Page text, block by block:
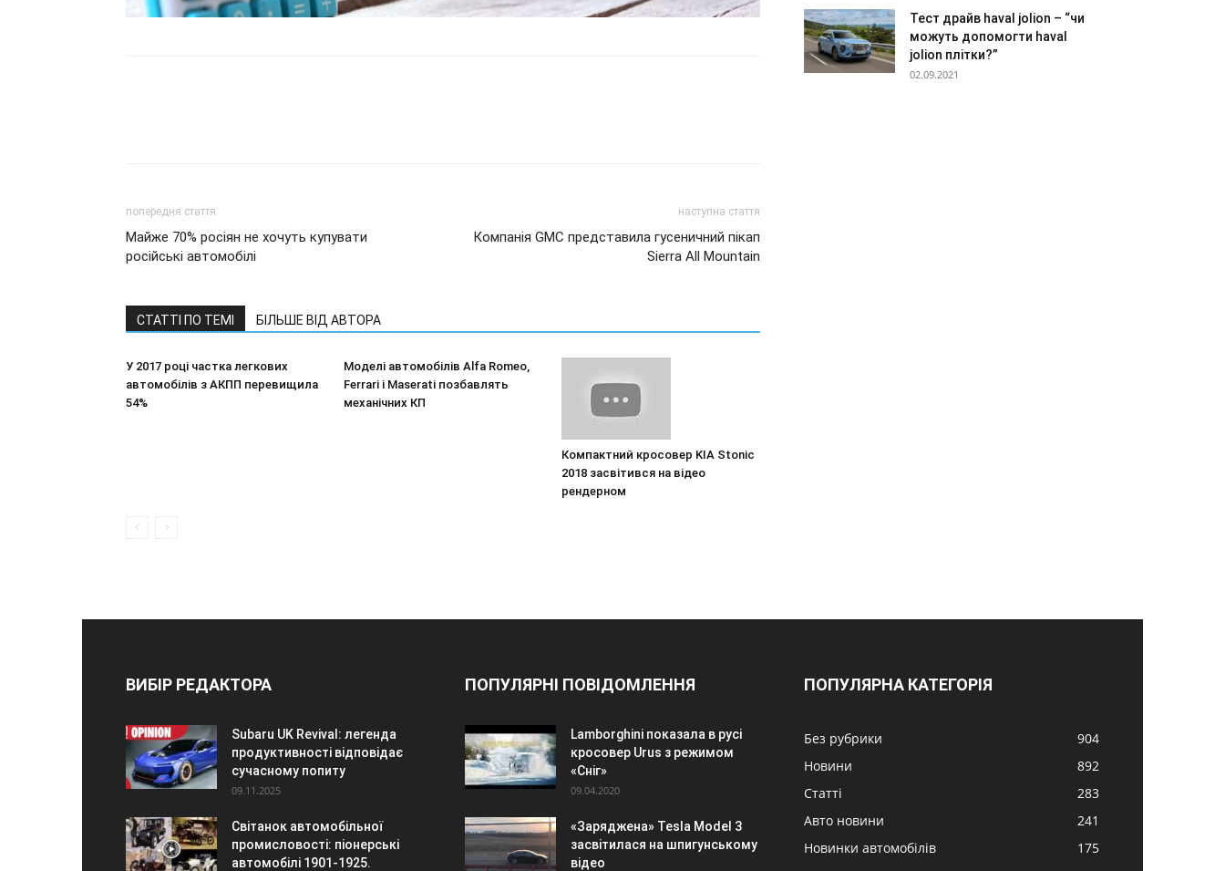
попередня стаття
Майже 70% росіян не хочуть купувати
російські автомобілі
наступна стаття
Компанія GMC представила гусеничний пікап
Sierra All Mountain
СТАТТІ ПО ТЕМІ БІЛЬШЕ ВІД АВТОРА
У 2017 році частка легкових
автомобілів з АКПП перевищила
54%
Моделі автомобілів Alfa Romeo,
Ferrari і Maserati позбавлять
механічних КП
Компактний кросовер KIA Stonic
2018 засвітився на відео
рендерном
Тест драйв haval jolion – “чи
можуть допомогти haval
jolion плітки?”
02.09.2021
ВИБІР РЕДАКТОРА
Subaru UK Revival: легенда
продуктивності відповідає
сучасному попиту
09.11.2025
Світанок автомобільної
промисловості: піонерські
автомобілі 1901-1925.
ПОПУЛЯРНІ ПОВІДОМЛЕННЯ
Lamborghini показала в русі
кросовер Urus з режимом
«Сніг»
09.04.2020
«Заряджена» Tesla Model 3
засвітилася на шпигунському
відео
ПОПУЛЯРНА КАТЕГОРІЯ
Без рубрики
904
Новини
892
Статті
283
Авто новини
241
Новинки автомобілів
175